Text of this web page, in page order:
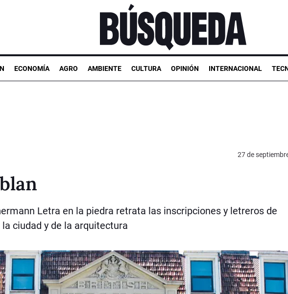
ECONOMÍA AGRO AMBIENTE CULTURA OPINIÓN INTERNACIONAL
27 de
Letra en la piedra retrata las inscripciones y letreros de
ciudad y de la arquitectura